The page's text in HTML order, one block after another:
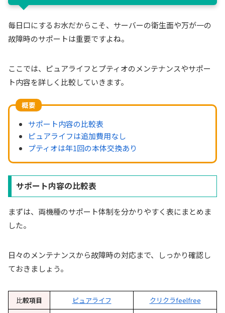
毎日口にするお水だからこそ、サーバーの衛生面や万が一の
故障時のサポートは重要ですよね。
ここでは、ピュアライフとプティオのメンテナンスやサポー
ト内容を詳しく比較していきます。
概要
サポート内容の比較表
ピュアライフは追加費用なし
プティオは年1回の本体交換あり
サポート内容の比較表
まずは、両機種のサポート体制を分かりやすく表にまとめま
した。
日々のメンテナンスから故障時の対応まで、しっかり確認し
ておきましょう。
比較項目 ピュアライフ クリクラfeelfree